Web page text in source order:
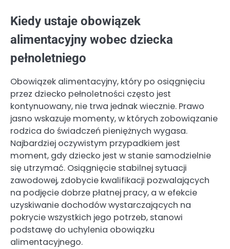
Kiedy ustaje obowiązek
alimentacyjny wobec dziecka
pełnoletniego
Obowiązek alimentacyjny, który po osiągnięciu
przez dziecko pełnoletności często jest
kontynuowany, nie trwa jednak wiecznie. Prawo
jasno wskazuje momenty, w których zobowiązanie
rodzica do świadczeń pieniężnych wygasa.
Najbardziej oczywistym przypadkiem jest
moment, gdy dziecko jest w stanie samodzielnie
się utrzymać. Osiągnięcie stabilnej sytuacji
zawodowej, zdobycie kwalifikacji pozwalających
na podjęcie dobrze płatnej pracy, a w efekcie
uzyskiwanie dochodów wystarczających na
pokrycie wszystkich jego potrzeb, stanowi
podstawę do uchylenia obowiązku
alimentacyjnego.